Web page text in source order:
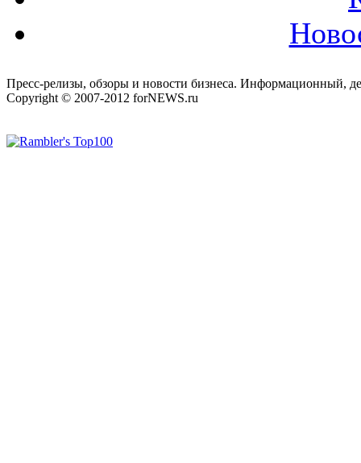
Пресс-релизы, обзоры и новости бизнеса. Информационный,
Copyright © 2007-2012 forNEWS.ru